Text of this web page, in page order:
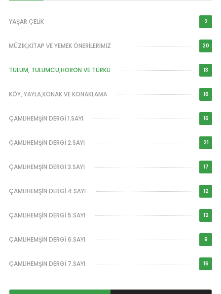
YAŞAR ÇELİK 2
MÜZİK,KİTAP VE YEMEK ÖNERİLERİMİZ 20
TULUM, TULUMCU,HORON VE TÜRKÜ 13
KÖY, YAYLA,KONAK VE KONAKLAMA 16
ÇAMLIHEMŞİN DERGİ 1.SAYI 16
ÇAMLIHEMŞİN DERGİ 2.SAYI 21
ÇAMLIHEMŞİN DERGİ 3.SAYI 17
ÇAMLIHEMŞİN DERGİ 4.SAYI 12
ÇAMLIHEMŞİN DERGİ 5.SAYI 12
ÇAMLIHEMŞİN DERGİ 6.SAYI 9
ÇAMLIHEMŞİN DERGİ 7.SAYI 16